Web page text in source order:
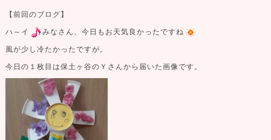
【前回のブログ】
ハ～イ みなさん、今日もお天気良かったですね
風が少し冷たかったですが。
今日の１枚目は保土ヶ谷のＹさんから届いた画像です。